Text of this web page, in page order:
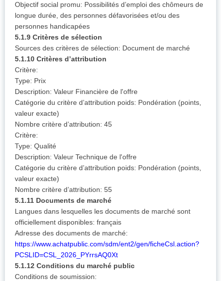
Objectif social promu: Possibilités d’emploi des chômeurs de
longue durée, des personnes défavorisées et/ou des
personnes handicapées
5.1.9 Critères de sélection
Sources des critères de sélection: Document de marché
5.1.10 Critères d’attribution
Critère:
Type: Prix
Description: Valeur Financière de l'offre
Catégorie du critère d’attribution poids: Pondération (points,
valeur exacte)
Nombre critère d’attribution: 45
Critère:
Type: Qualité
Description: Valeur Technique de l'offre
Catégorie du critère d’attribution poids: Pondération (points,
valeur exacte)
Nombre critère d’attribution: 55
5.1.11 Documents de marché
Langues dans lesquelles les documents de marché sont
officiellement disponibles: français
Adresse des documents de marché:
https://www.achatpublic.com/sdm/ent2/gen/ficheCsl.action?
PCSLID=CSL_2026_PYrrsAQ0Xt
5.1.12 Conditions du marché public
Conditions de soumission: